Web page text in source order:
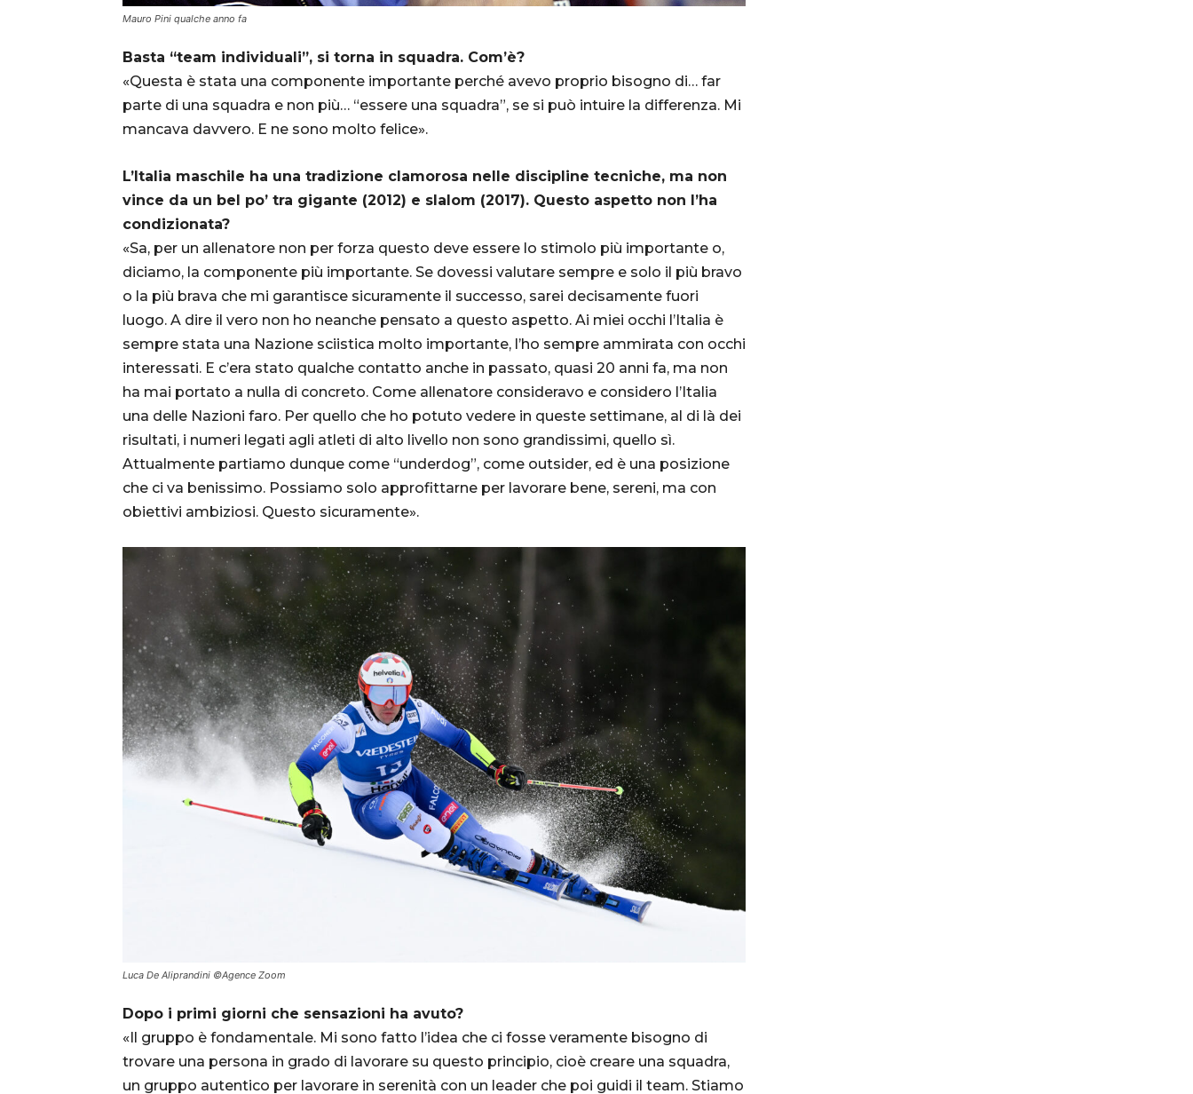
Mauro Pini qualche anno fa
Basta “team individuali”, si torna in squadra. Com’è?
«Questa è stata una componente importante perché avevo proprio bisogno di… far
parte di una squadra e non più… “essere una squadra”, se si può intuire la differenza. Mi
mancava davvero. E ne sono molto felice».
L’Italia maschile ha una tradizione clamorosa nelle discipline tecniche, ma non
vince da un bel po’ tra gigante (2012) e slalom (2017). Questo aspetto non l’ha
condizionata?
«Sa, per un allenatore non per forza questo deve essere lo stimolo più importante o,
diciamo, la componente più importante. Se dovessi valutare sempre e solo il più bravo
o la più brava che mi garantisce sicuramente il successo, sarei decisamente fuori
luogo. A dire il vero non ho neanche pensato a questo aspetto. Ai miei occhi l’Italia è
sempre stata una Nazione sciistica molto importante, l’ho sempre ammirata con occhi
interessati. E c’era stato qualche contatto anche in passato, quasi 20 anni fa, ma non
ha mai portato a nulla di concreto. Come allenatore consideravo e considero l’Italia
una delle Nazioni faro. Per quello che ho potuto vedere in queste settimane, al di là dei
risultati, i numeri legati agli atleti di alto livello non sono grandissimi, quello sì.
Attualmente partiamo dunque come “underdog”, come outsider, ed è una posizione
che ci va benissimo. Possiamo solo approfittarne per lavorare bene, sereni, ma con
obiettivi ambiziosi. Questo sicuramente».
Luca De Aliprandini ©Agence Zoom
Dopo i primi giorni che sensazioni ha avuto?
«Il gruppo è fondamentale. Mi sono fatto l’idea che ci fosse veramente bisogno di
trovare una persona in grado di lavorare su questo principio, cioè creare una squadra,
un gruppo autentico per lavorare in serenità con un leader che poi guidi il team. Stiamo